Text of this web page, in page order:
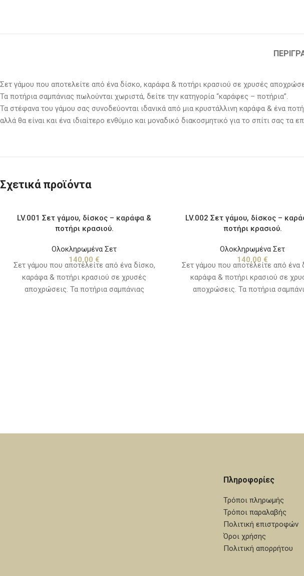
Σετ γάμου που αποτελείτε από ένα δίσκο, καράφα & ποτήρι κρασιού σε χρυσές
Τα ποτήρια σαμπάνιας πωλούνται χωριστά, δείτε την κατηγορία “καράφες – ποτήρια”.
Τα στέφανα του γάμου σας συνοδεύονται ιδανικά από μια κρυστάλλινη καράφα & ένα
αλλά θα είναι και ένα ιδιαίτερο ενθύμιο και μοναδικό διακοσμητικό για το σπίτι σας τα
Σχετικά προϊόντα
LV.001 Σετ γάμου, δίσκος – καράφα &
ποτήρι κρασιού.
Ολοκληρωμένα Σετ
140,00 €
Σετ γάμου που αποτελείτε από ένα δίσκο,
καράφα & ποτήρι κρασιού σε χρυσές
αποχρώσεις. Τα ποτήρια σαμπάνιας
LV.002 Σετ γάμου, δίσκος –
ποτήρι κρασιού.
Ολοκληρωμένα Σετ
140,00 €
Σετ γάμου που αποτελείτε από ένα
καράφα & ποτήρι κρασιού σε
αποχρώσεις. Τα ποτήρια
Πληροφορίες
Τρόποι πληρωμής
Τρόποι παραλαβής
Πολιτική επιστροφών
Όροι χρήσης
Πολιτική απορρήτου